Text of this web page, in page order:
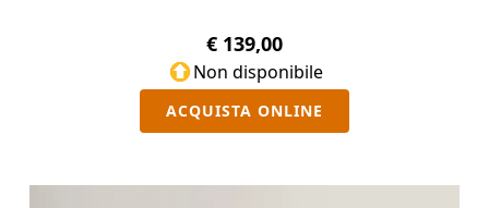
€ 139,00
Non disponibile
ACQUISTA ONLINE